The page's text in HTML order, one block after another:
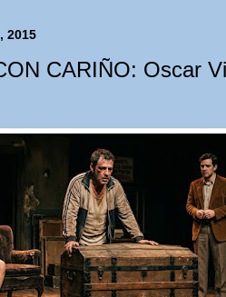
2015
CARIÑO: Oscar